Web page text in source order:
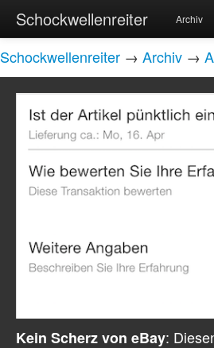
Schockwellenreiter Archiv
Schockwellenreiter → Archiv →
Kein Scherz von eBay: